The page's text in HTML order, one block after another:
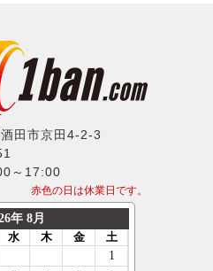
田市京田4-2-3
～17:00
赤色の日は休業日です。